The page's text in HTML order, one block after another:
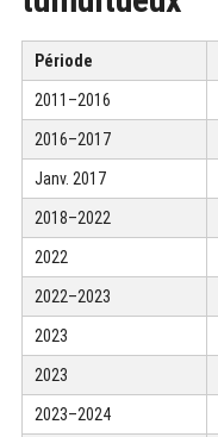
Période
2011–2016
2016–2017
Janv. 2017
2018–2022
2022
2022–2023
2023
2023
2023–2024